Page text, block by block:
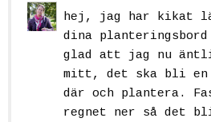
hej, jag har kikat
dina
glad att jag nu
mitt, det ska bli
där och plantera.
regnet ner så det